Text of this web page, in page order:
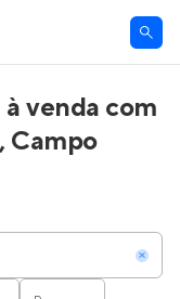
venda com
Campo